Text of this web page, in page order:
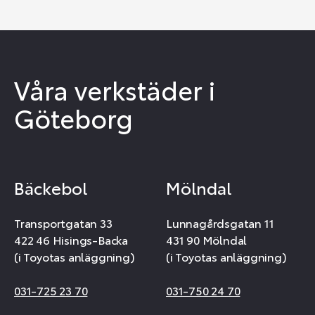
Våra verkstäder i
Göteborg
Bäckebol
Transportgatan 33
422 46 Hisings-Backa
(i Toyotas anläggning)
031-725 23 70
Mölndal
Lunnagårdsgatan 11
431 90 Mölndal
(i Toyotas anläggning)
031-750 24 70